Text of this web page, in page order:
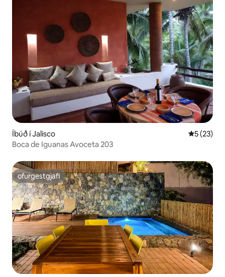
Íbúð í Jalisco 5 af 5 í
5 (23)
Boca de Iguanas Avoceta 203
ofurgestgjafi
ofurgestgjafi